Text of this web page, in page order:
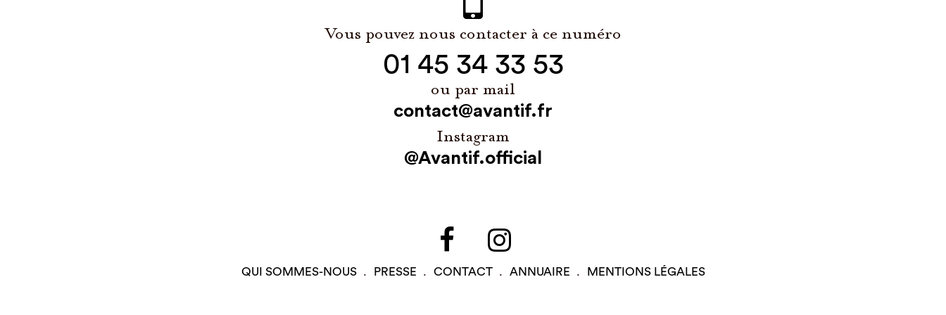
Vous pouvez nous contacter à ce numéro
01 45 34 33 53
ou par mail
contact@avantif.fr
Instagram
@Avantif.official
QUI SOMMES-NOUS PRESSE CONTACT ANNUAIRE MENTIONS LÉGALES